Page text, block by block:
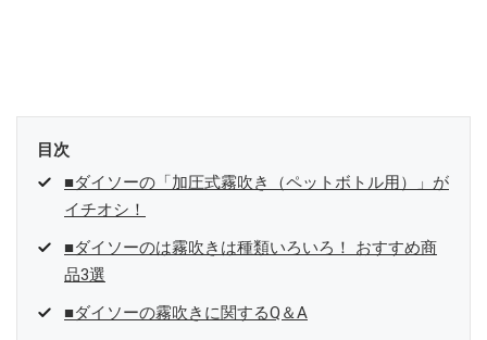
目次
■ダイソーの「加圧式霧吹き（ペットボトル用）」が
イチオシ！
■ダイソーのは霧吹きは種類いろいろ！ おすすめ商
品3選
■ダイソーの霧吹きに関するQ＆A